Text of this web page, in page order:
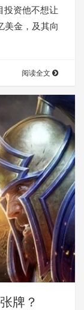
投资他不想让
美金，及其向
阅读全文
牌？